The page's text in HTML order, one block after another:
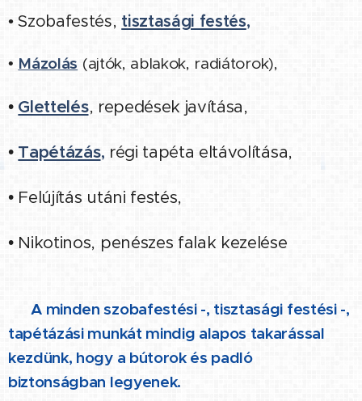
• Szobafestés, tisztasági festés,
• Mázolás (ajtók, ablakok, radiátorok),
• Glettelés, repedések javítása,
• Tapétázás, régi tapéta eltávolítása,
• Felújítás utáni festés,
• Nikotinos, penészes falak kezelése
👉 A minden szobafestési -, tisztasági festési -,
tapétázási munkát mindig alapos takarással
kezdünk, hogy a bútorok és padló
biztonságban legyenek.